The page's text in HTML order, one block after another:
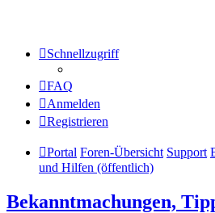
Schnellzugriff
FAQ
Anmelden
Registrieren
Portal Foren-Übersicht Support
und Hilfen (öffentlich)
Bekanntmachungen,